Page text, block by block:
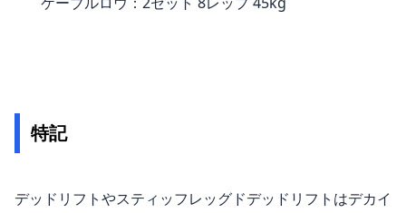
特記
デッドリフトやスティッフレッグドデッドリフトはデカイ